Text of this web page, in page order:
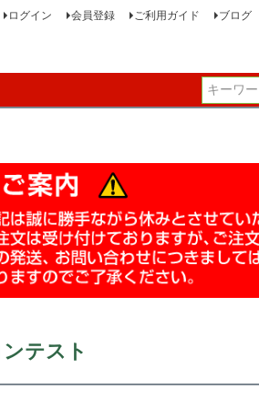
ログイン 会員登録 ご利用ガイド ブログ
テスト